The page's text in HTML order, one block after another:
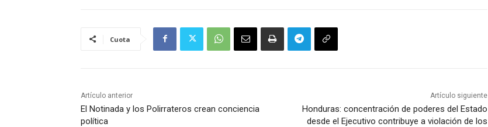
Cuota
Artículo anterior
El Notinada y los Polirrateros crean conciencia
política
Artículo siguiente
Honduras: concentración de poderes del Estado
desde el Ejecutivo contribuye a violación de los